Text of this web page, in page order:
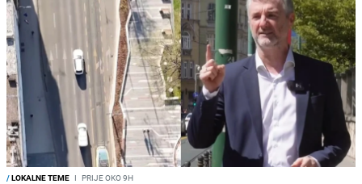
/LOKALNE TEME I PRIJE OKO 9H